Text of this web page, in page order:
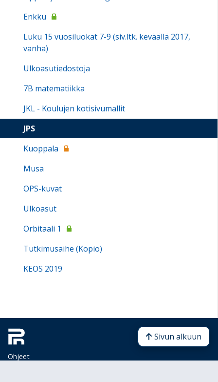
Enkku
Luku 15 vuosiluokat 7-9 (siv.ltk. keväällä 2017,
vanha)
Ulkoasutiedostoja
7B matematiikka
JKL - Koulujen kotisivumallit
JPS
Kuoppala
Musa
OPS-kuvat
Ulkoasut
Orbitaali 1
Tutkimusaihe (Kopio)
KEOS 2019
Ohjeet
Sivun alkuun